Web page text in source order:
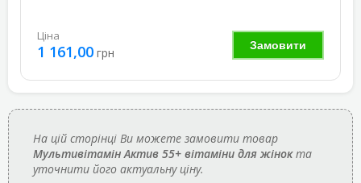
Замовити
Ціна
1 161,00 грн
На цій сторінці Ви можете замовити товар
Мультивітамін Актив 55+ вітаміни для жінокта
уточнити його актуальну ціну.